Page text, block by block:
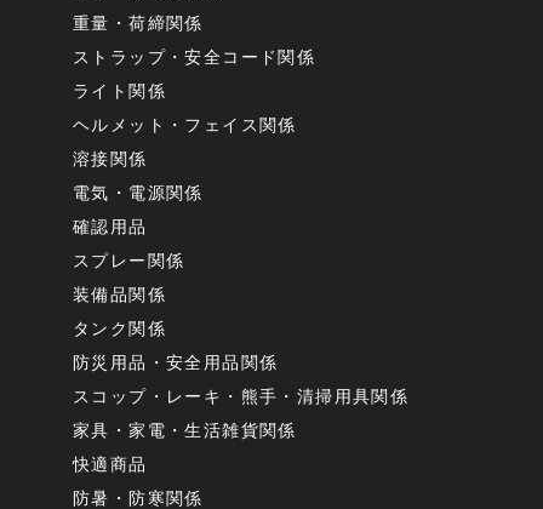
重量・荷締関係
ストラップ・安全コード関係
ライト関係
ヘルメット・フェイス関係
溶接関係
電気・電源関係
確認用品
スプレー関係
装備品関係
タンク関係
防災用品・安全用品関係
スコップ・レーキ・熊手・清掃用具関係
家具・家電・生活雑貨関係
快適商品
防暑・防寒関係